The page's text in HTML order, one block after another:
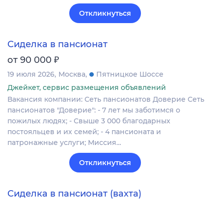
Откликнуться
Сиделка в пансионат
от 90 000 ₽
19 июля 2026 Москва
Пятницкое Шоссе
Джейкет, сервис размещения объявлений
Вакансия компании: Сеть пансионатов Доверие Сеть
пансионатов "Доверие": - 7 лет мы заботимся о
пожилых людях; - Свыше 3 000 благодарных
постояльцев и их семей; - 4 пансионата и
патронажные услуги; Миссия…
Откликнуться
Сиделка в пансионат (вахта)